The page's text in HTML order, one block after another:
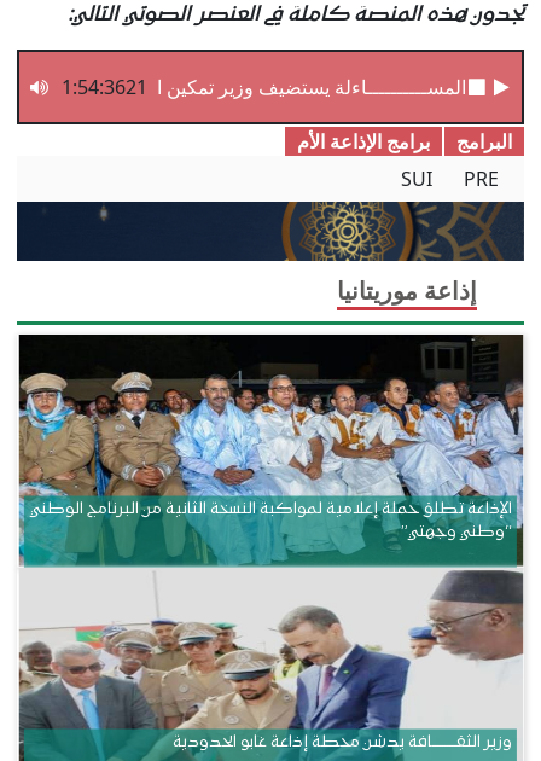
تجدون هذه المنصة كاملة في العنصر الصوتي التالي:
المســــــــــاءلة يستضيف وزير تمكين الشباب والتشغيل
1:54:3621
البرامج
برامج الإذاعة الأم
PRE
SUI
إذاعة موريتانيا
الإذاعة تطلق حملة إعلامية لمواكبة النسخة الثانية من البرنامج الوطني
“وطني وجهتي”
وزير الثقــــــــــافة يدشن محطة إذاعة غابو الحدودية